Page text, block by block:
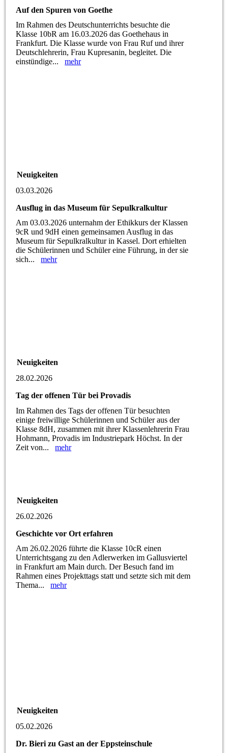
Auf den Spuren von Goethe
Im Rahmen des Deutschunterrichts besuchte die
Klasse 10bR am 16.03.2026 das Goethehaus in
Frankfurt. Die Klasse wurde von Frau Ruf und ihrer
Deutschlehrerin, Frau Kupresanin, begleitet. Die
einstündige...mehr
Neuigkeiten
03.03.2026
Ausflug in das Museum für Sepulkralkultur
Am 03.03.2026 unternahm der Ethikkurs der Klassen
9cR und 9dH einen gemeinsamen Ausflug in das
Museum für Sepulkralkultur in Kassel. Dort erhielten
die Schülerinnen und Schüler eine Führung, in der sie
sich...mehr
Neuigkeiten
28.02.2026
Tag der offenen Tür bei Provadis
Im Rahmen des Tags der offenen Tür besuchten
einige freiwillige Schülerinnen und Schüler aus der
Klasse 8dH, zusammen mit ihrer Klassenlehrerin Frau
Hohmann, Provadis im Industriepark Höchst. In der
Zeit von...mehr
Neuigkeiten
26.02.2026
Geschichte vor Ort erfahren
Am 26.02.2026 führte die Klasse 10cR einen
Unterrichtsgang zu den Adlerwerken im Gallusviertel
in Frankfurt am Main durch. Der Besuch fand im
Rahmen eines Projekttags statt und setzte sich mit dem
Thema...mehr
Neuigkeiten
05.02.2026
Dr. Bieri zu Gast an der Eppsteinschule